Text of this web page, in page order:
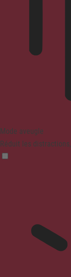
Mode aveugle
Réduit les